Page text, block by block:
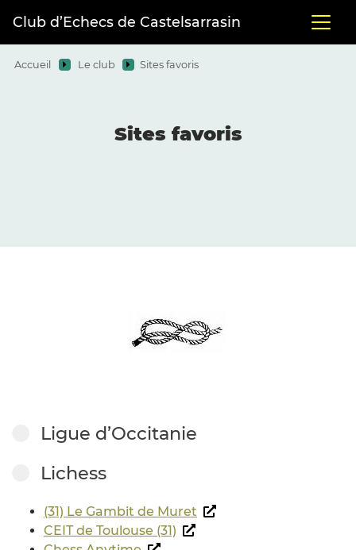
Club d’Echecs de Castelsarrasin
Accueil Le club Sites favoris
Sites favoris
Ligue d’Occitanie
Lichess
(31) Le Gambit de Muret
CEIT de Toulouse (31)